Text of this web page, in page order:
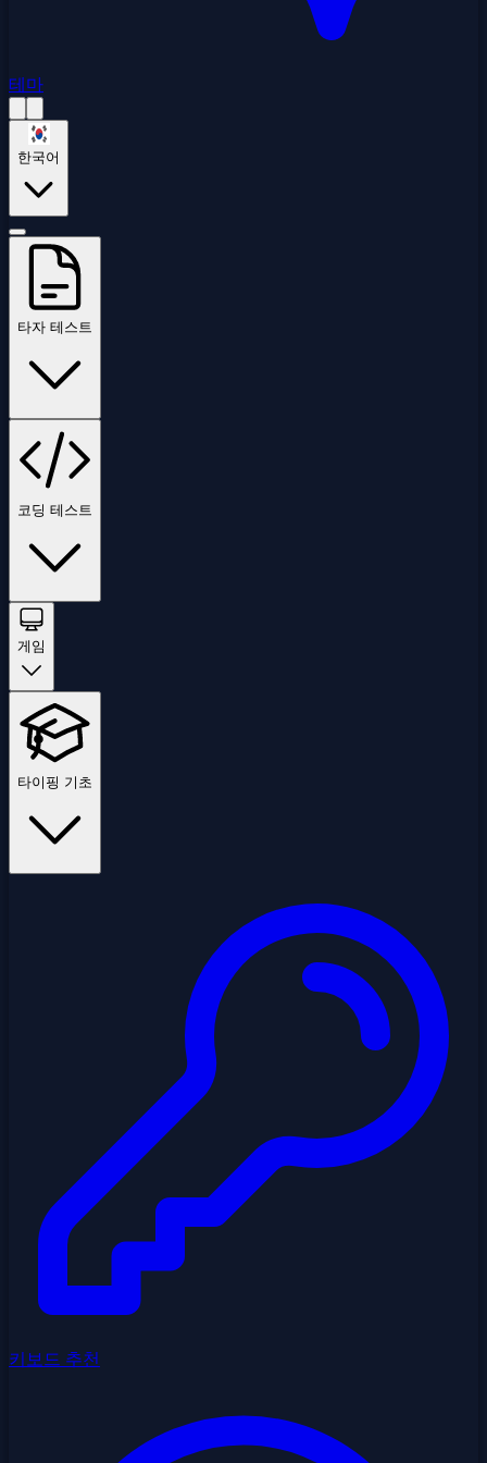
테마
한국어
타자 테스트
코딩 테스트
게임
타이핑 기초
키보드 추천